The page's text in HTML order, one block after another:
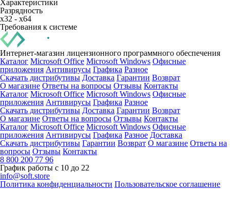
Характеристики
Разрядность
x32 - x64
Требования к системе
Интернет-магазин лицензионного программного обеспечения
Каталог Microsoft Office Microsoft Windows Офисные
приложения Антивирусы Графика Разное
Скачать дистрибутивы Доставка Гарантии Возврат
О магазине Ответы на вопросы Отзывы Контакты
Каталог Microsoft Office Microsoft Windows Офисные
приложения Антивирусы Графика Разное
Скачать дистрибутивы Доставка Гарантии Возврат
О магазине Ответы на вопросы Отзывы Контакты
Каталог Microsoft Office Microsoft Windows Офисные
приложения Антивирусы Графика Разное Доставка
Скачать дистрибутивы Гарантии Возврат О магазине Ответы на
вопросы Отзывы Контакты
8 800 200 77 96
График работы с 10 до 22
info@soft.store
Политика конфиденциальности Пользовательское соглашение